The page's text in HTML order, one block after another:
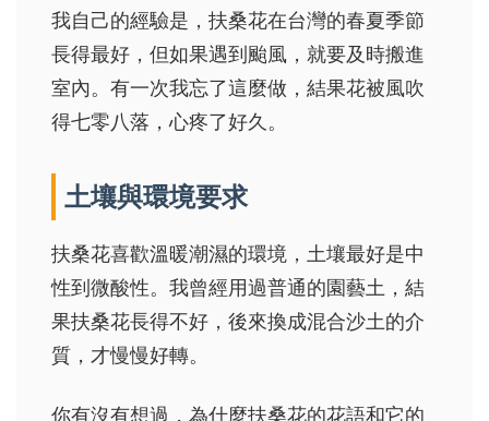
我自己的經驗是，扶桑花在台灣的春夏季節
長得最好，但如果遇到颱風，就要及時搬進
室內。有一次我忘了這麼做，結果花被風吹
得七零八落，心疼了好久。
土壤與環境要求
扶桑花喜歡溫暖潮濕的環境，土壤最好是中
性到微酸性。我曾經用過普通的園藝土，結
果扶桑花長得不好，後來換成混合沙土的介
質，才慢慢好轉。
你有沒有想過，為什麼扶桑花的花語和它的